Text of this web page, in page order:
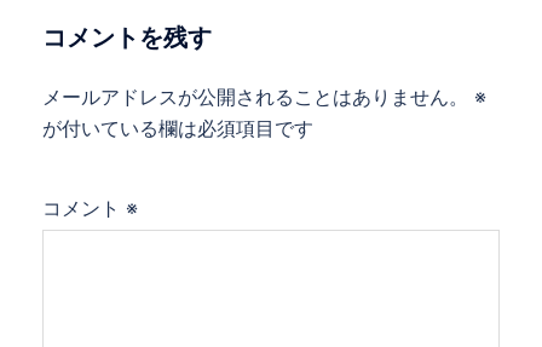
ョコメントを残す
メールアドレスが公開されることはありません。
※
が付いている欄は必須項目です
コメント ※